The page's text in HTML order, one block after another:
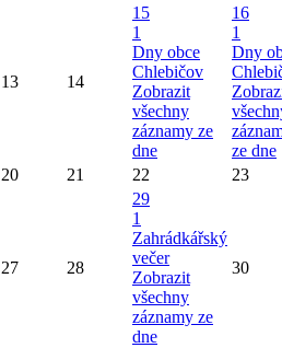
13 14
15
1
Dny obce
Chlebičov
Zobrazit
všechny
záznamy ze
dne
16
1
Dny
ze dne
20 21 22 23
27 28
29
1
Zahrádkářský
večer
Zobrazit
všechny
záznamy ze
dne
30